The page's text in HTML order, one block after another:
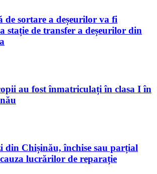
de sortare a deșeurilor va fi
stație de transfer a deșeurilor din
au fost înmatriculați în clasa I în
din Chișinău, închise sau parțial
lucrărilor de reparație